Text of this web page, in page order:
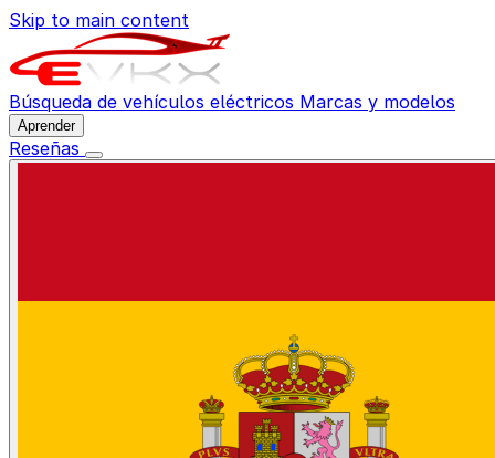
Skip to main content
Búsqueda de vehículos eléctricos Marcas y modelos
Aprender
Reseñas